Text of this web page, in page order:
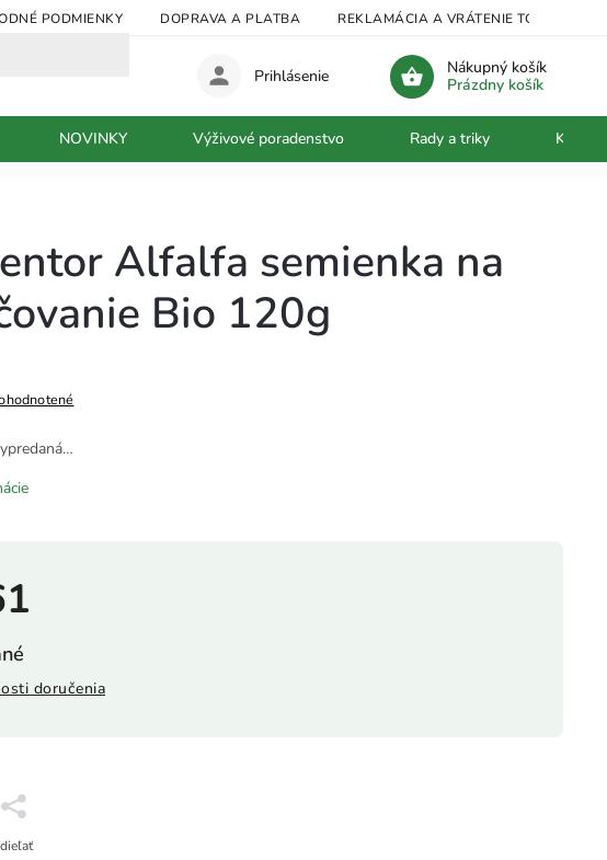
PODMIENKY DOPRAVA A PLATBA REKLAMÁCIA A VRÁTENIE TOVARU
Nákupný košík
Prázdny košík
Prihlásenie
NOVINKY Výživové poradenstvo Rady a triky
doručenia
Alfalfa semienka na
Bio 120g